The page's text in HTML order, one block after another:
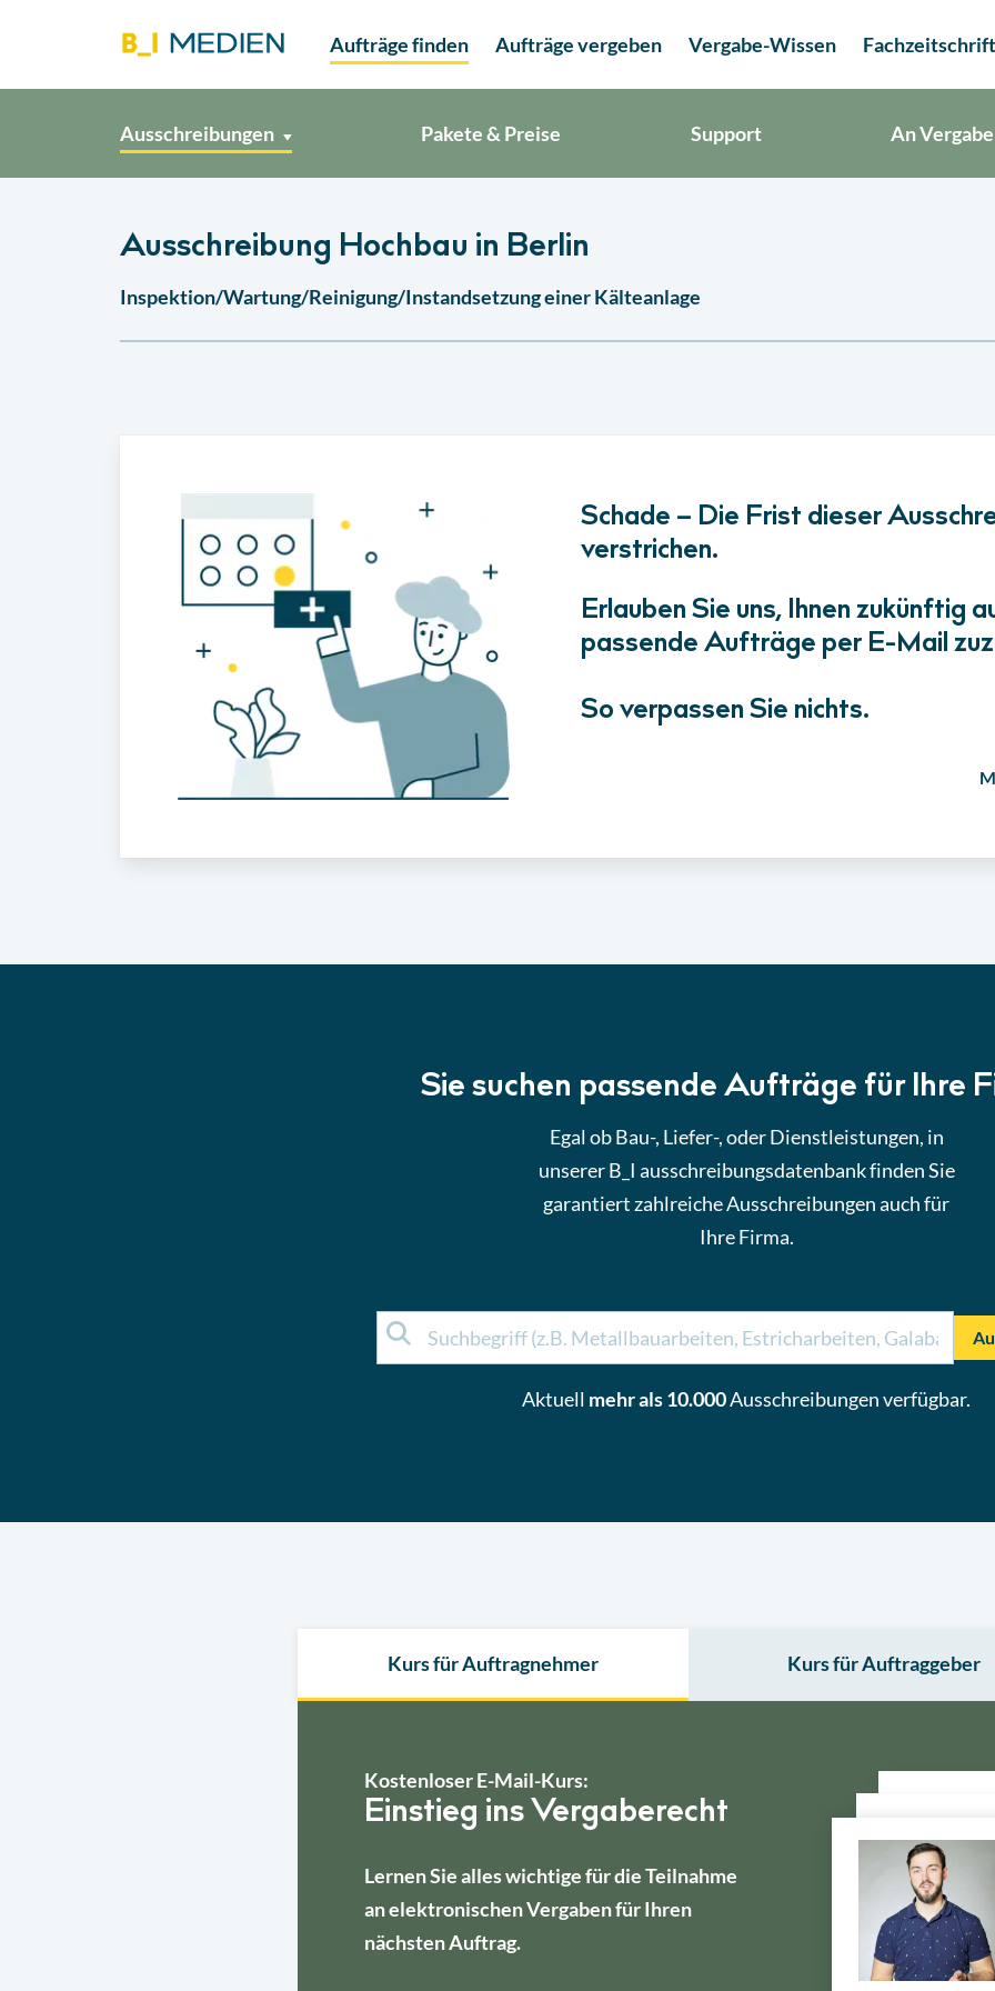
Aufträge finden Aufträge vergeben Vergabe-Wissen
Ausschreibungen Pakete & Preise Support An
Ausschreibung Hochbau in Berlin
Inspektion/Wartung/Reinigung/Instandsetzung einer Kälteanlage
Schade – Die Frist dieser
verstrichen.
Erlauben Sie uns, Ihnen zukünftig
passende Aufträge per E-Mail
So verpassen Sie nichts.
Sie suchen passende Aufträge für Ihre
Egal ob Bau-, Liefer-, oder Dienstleistungen, in
unserer B_I ausschreibungsdatenbank finden Sie
garantiert zahlreiche Ausschreibungen auch für
Ihre Firma.
Aktuell mehr als 10.000Ausschreibungen verfügbar.
Kurs für Auftragnehmer Kurs für Auftraggeber
Kostenloser E-Mail-Kurs:
Einstieg ins Vergaberecht
Lernen Sie alles wichtige für die Teilnahme
an elektronischen Vergaben für Ihren
nächsten Auftrag.